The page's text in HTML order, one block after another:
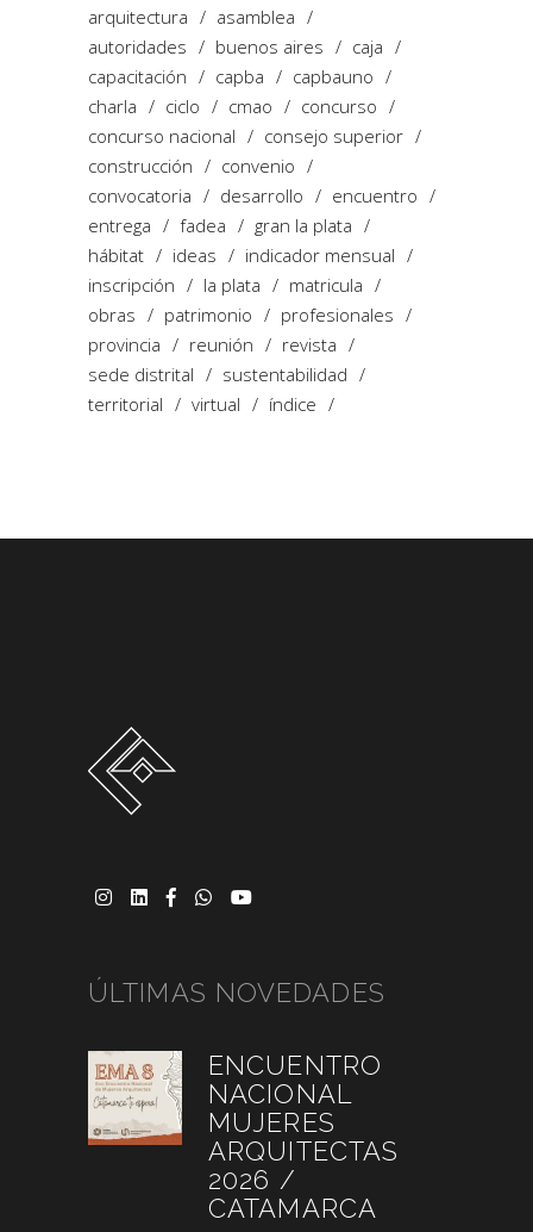
arquitectura
asamblea
autoridades
buenos aires
caja
capacitación
capba
capbauno
charla
ciclo cmao
concurso
concurso nacional
consejo superior
construcción
convenio
convocatoria
desarrollo
encuentro
entrega
fadea
gran la plata
hábitat
ideas
indicador mensual
inscripción
la plata
matricula
obras
patrimonio
profesionales
provincia
reunión
revista
sede distrital
sustentabilidad
territorial
virtual índice
ÚLTIMAS NOVEDADES
ENCUENTRO
NACIONAL
MUJERES
ARQUITECTAS
2026 /
CATAMARCA